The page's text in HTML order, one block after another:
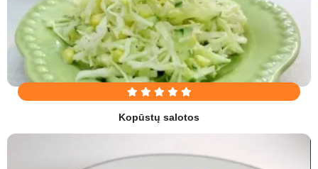
Kopūstų salotos